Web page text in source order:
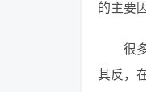
的主要
很
其反，